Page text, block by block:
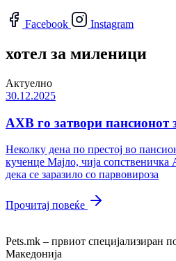
Facebook Instagram
хотел за миленици
Актуелно
30.12.2025
АХВ го затвори пансионот
Неколку дена по престој во
кученце Мајло, чија сопственичка
дека се заразило со парвовироза
Прочитај повеќе
Pets.mk – првиот специјализиран
Македонија